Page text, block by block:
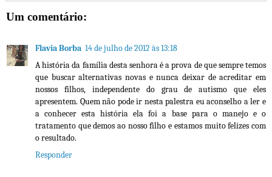
Um comentário:
Flavia Borba 14 de julho de 2012 às 13:18
A história da família desta senhora é a prova de que sempre temos
que buscar alternativas novas e nunca deixar de acreditar em
nossos filhos, independente do grau de autismo que eles
apresentem. Quem não pode ir nesta palestra eu aconselho a ler e
a conhecer esta história ela foi a base para o manejo e o
tratamento que demos ao nosso filho e estamos muito felizes com
o resultado.
Responder